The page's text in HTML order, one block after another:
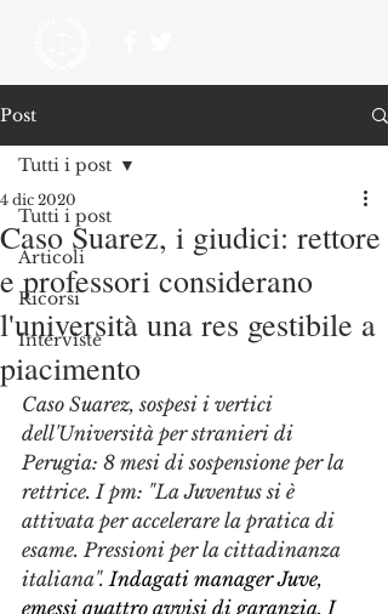
Post
Tutti i post
Articoli
Ricorsi
Interviste
Tutti i post
Caso Suarez, i giudici: rettore
e professori considerano
l'università una res gestibile a
piacimento
4 dic 2020
Caso Suarez, sospesi i vertici
dell'Università per stranieri di
Perugia: 8 mesi di sospensione per la
rettrice. I pm: "La Juventus si è
attivata per accelerare la pratica di
esame. Pressioni per la cittadinanza
italiana". Indagati manager Juve,
emessi quattro avvisi di garanzia. I